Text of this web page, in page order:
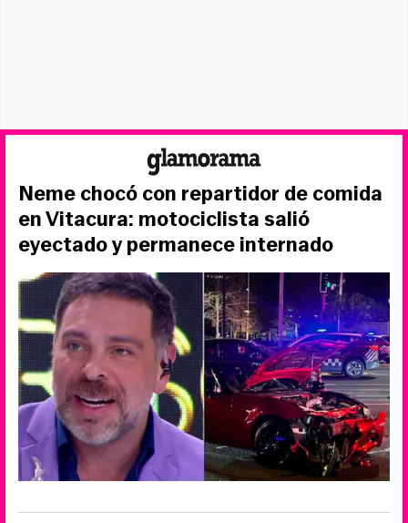
Neme chocó con repartidor de comida
en Vitacura: motociclista salió
eyectado y permanece internado